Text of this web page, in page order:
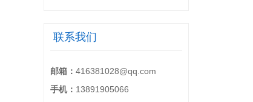
联系我们
邮箱： 416381028@qq.com
手机： 13891905066